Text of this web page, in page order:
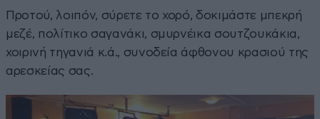
Προτού, λοιπόν, σύρετε το χορό, δοκιμάστε μπεκρή
μεζέ, πολίτικο σαγανάκι, σμυρνέικα σουτζουκάκια,
χοιρινή τηγανιά κ.ά., συνοδεία άφθονου κρασιού της
αρεσκείας σας.